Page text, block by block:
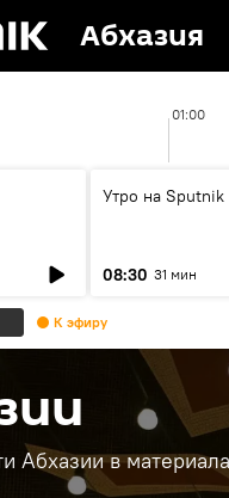
Абхазия
01:00
Утро на Sputnik
08:30 31 мин
К эфиру
Абхазии в